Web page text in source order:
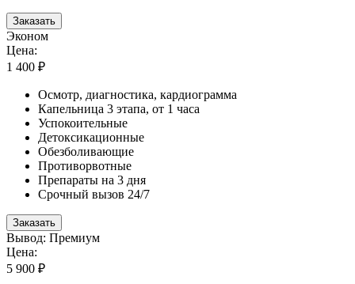
Заказать
Эконом
Цена:
1 400 ₽
Осмотр, диагностика, кардиограмма
Капельница 3 этапа, от 1 часа
Успокоительные
Детоксикационные
Обезболивающие
Противорвотные
Препараты на 3 дня
Срочный вызов 24/7
Заказать
Вывод: Премиум
Цена:
5 900 ₽